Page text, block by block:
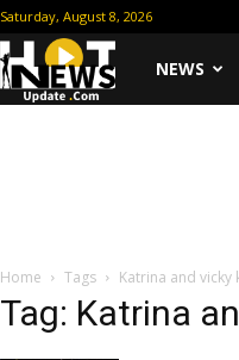
Saturday, August 8, 2026
HotNEWS
Home Tags Katrina and vicky
Tag: Katrina